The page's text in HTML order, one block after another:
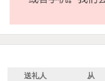
送礼人 从